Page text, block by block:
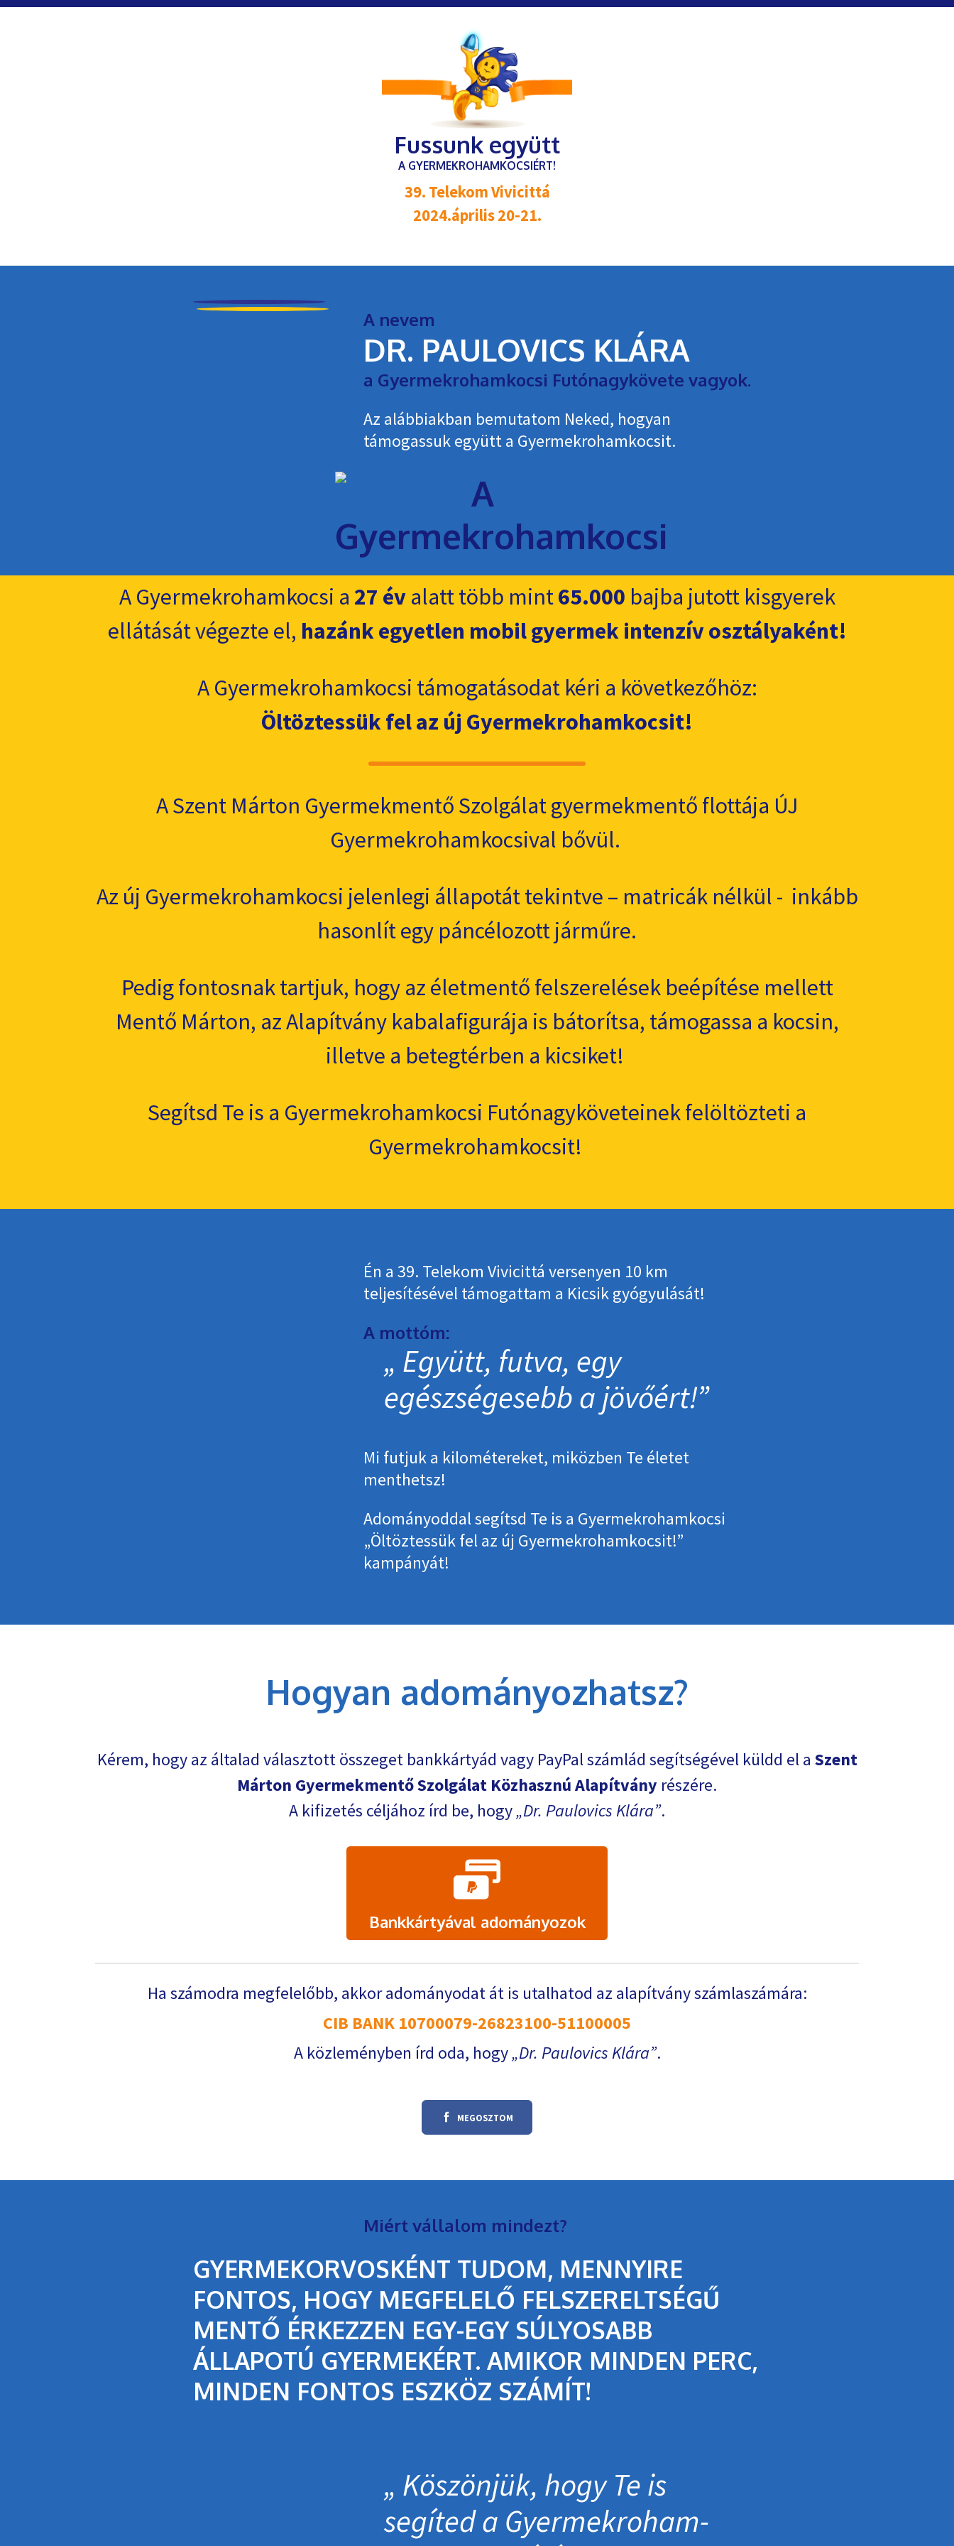
Fussunk együtt
A GYERMEKROHAMKOCSIÉRT!
39. Telekom Vivicittá
2024.április 20-21.
A nevem
DR. PAULOVICS KLÁRA
a Gyermekrohamkocsi Futónagykövete vagyok.
Az alábbiakban bemutatom Neked, hogyan
támogassuk együtt a Gyermekroham­kocsit.
A Gyermekrohamkocsi a 27 évalatt több mint65.000 bajba jutott kisgyerek
ellátását végezte el, hazánk egyetlen mobil gyermek intenzív osztályaként!
A Gyermekrohamkocsi támogatásodat kéri a következőhöz:
Öltöztessük fel az új Gyermekrohamkocsit!
A Szent Márton Gyermekmentő Szolgálat gyermekmentő flottája ÚJ
Gyermekrohamkocsival bővül.
Az új Gyermekrohamkocsi jelenlegi állapotát tekintve – matricák nélkül - inkább
hasonlít egy páncélozott járműre.
Pedig fontosnak tartjuk, hogy az életmentő felszerelések beépítése mellett
Mentő Márton, az Alapítvány kabalafigurája is bátorítsa, támogassa a kocsin,
illetve a betegtérben a kicsiket!
Segítsd Te is a Gyermekrohamkocsi Futónagyköveteinek felöltözteti a
Gyermekrohamkocsit!
Én a 39. Telekom Vivicittá versenyen 10 km
teljesítésével támogattam a Kicsik gyógyulását!
A mottóm:
Együtt, futva, egy
egészségesebb a jövőért!
Mi futjuk a kilométereket, miközben Te életet
menthetsz!
Adományoddal segítsd Te is a Gyermekrohamkocsi
„Öltöztessük fel az új Gyermekrohamkocsit!”
kampányát!
Hogyan adományozhatsz?
Kérem, hogy az általad választott összeget bankkártyád vagy PayPal számlád segítségével küldd el a Szent
Márton Gyermekmentő Szolgálat Közhasznú Alapítvány részére.
A kifizetés céljához írd be, hogy Dr. Paulovics Klára .
Bankkártyával adományozok
Ha számodra megfelelőbb, akkor adományodat át is utalhatod az alapítvány számlaszámára:
CIB BANK 10700079-26823100-51100005
A közleményben írd oda, hogy Dr. Paulovics Klára .
MEGOSZTOM
Miért vállalom mindezt?
GYERMEKORVOSKÉNT TUDOM, MENNYIRE
FONTOS, HOGY MEGFELELŐ FELSZERELTSÉGŰ
MENTŐ ÉRKEZZEN EGY-EGY SÚLYOSABB
ÁLLAPOTÚ GYERMEKÉRT. AMIKOR MINDEN PERC,
MINDEN FONTOS ESZKÖZ SZÁMÍT!
Köszönjük, hogy Te is
segíted a Gyermek­roham­